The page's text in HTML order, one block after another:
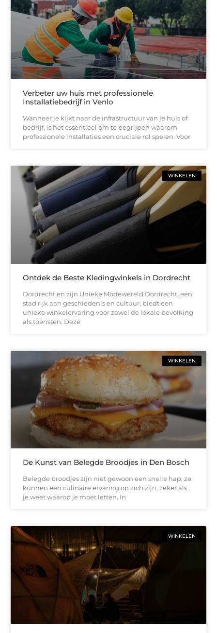
Verbeter uw huis met professionele
Installatiebedrijf in Venlo
Wanneer je kijkt naar de infrastructuur van je huis of
bedrijf, is het essentieel om te begrijpen waarom
professionele installaties een cruciale rol spelen. Voor
WINKELEN
Ontdek de Beste Kledingwinkels in Dordrecht
Dordrecht en zijn Unieke Modewereld Dordrecht, een
stad rijk aan geschiedenis en cultuur, biedt een
unieke winkelervaring voor zowel de lokale bevolking
als toeristen. Deze
WINKELEN
De Kunst van Belegde Broodjes in Den Bosch
Belegde broodjes zijn niet gewoon een snelle hap; ze
kunnen een culinaire ervaring op zich zijn, zeker als
je weet waarop je moet letten. In
WINKELEN